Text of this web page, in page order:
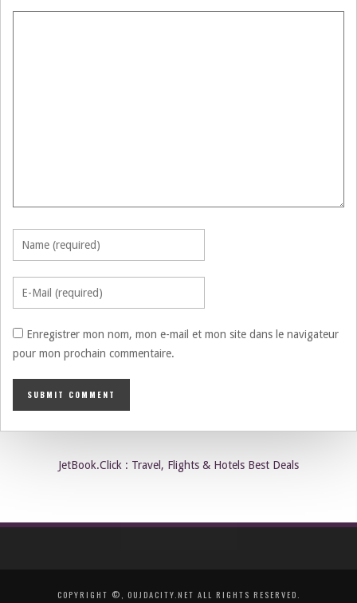
Enregistrer mon nom, mon e-mail et mon site dans le navigateur
pour mon prochain commentaire.
JetBook.Click : Travel, Flights & Hotels Best Deals
COPYRIGHT ©, OUJDACITY.NET ALL RIGHTS RESERVED.